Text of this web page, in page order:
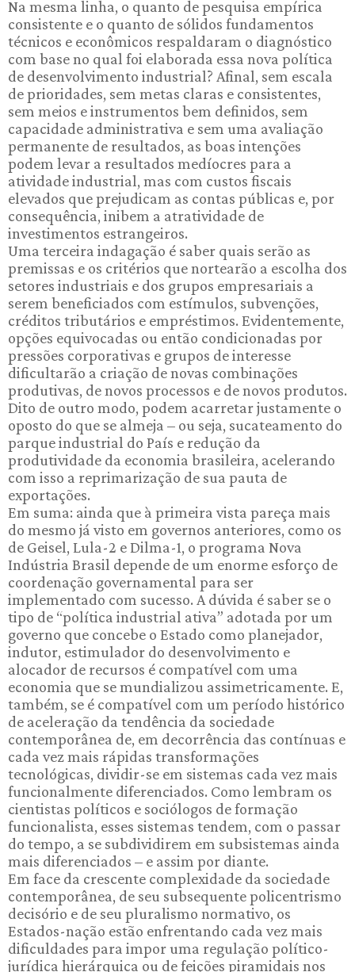
Na mesma linha, o quanto de pesquisa empírica
consistente e o quanto de sólidos fundamentos
técnicos e econômicos respaldaram o diagnóstico
com base no qual foi elaborada essa nova política
de desenvolvimento industrial? Afinal, sem escala
de prioridades, sem metas claras e consistentes,
sem meios e instrumentos bem definidos, sem
capacidade administrativa e sem uma avaliação
permanente de resultados, as boas intenções
podem levar a resultados medíocres para a
atividade industrial, mas com custos fiscais
elevados que prejudicam as contas públicas e, por
consequência, inibem a atratividade de
investimentos estrangeiros.
Uma terceira indagação é saber quais serão as
premissas e os critérios que nortearão a escolha dos
setores industriais e dos grupos empresariais a
serem beneficiados com estímulos, subvenções,
créditos tributários e empréstimos. Evidentemente,
opções equivocadas ou então condicionadas por
pressões corporativas e grupos de interesse
dificultarão a criação de novas combinações
produtivas, de novos processos e de novos produtos.
Dito de outro modo, podem acarretar justamente o
oposto do que se almeja – ou seja, sucateamento do
parque industrial do País e redução da
produtividade da economia brasileira, acelerando
com isso a reprimarização de sua pauta de
exportações.
Em suma: ainda que à primeira vista pareça mais
do mesmo já visto em governos anteriores, como os
de Geisel, Lula-2 e Dilma-1, o programa Nova
Indústria Brasil depende de um enorme esforço de
coordenação governamental para ser
implementado com sucesso. A dúvida é saber se o
tipo de “política industrial ativa” adotada por um
governo que concebe o Estado como planejador,
indutor, estimulador do desenvolvimento e
alocador de recursos é compatível com uma
economia que se mundializou assimetricamente. E,
também, se é compatível com um período histórico
de aceleração da tendência da sociedade
contemporânea de, em decorrência das contínuas e
cada vez mais rápidas transformações
tecnológicas, dividir-se em sistemas cada vez mais
funcionalmente diferenciados. Como lembram os
cientistas políticos e sociólogos de formação
funcionalista, esses sistemas tendem, com o passar
do tempo, a se subdividirem em subsistemas ainda
mais diferenciados – e assim por diante.
Em face da crescente complexidade da sociedade
contemporânea, de seu subsequente policentrismo
decisório e de seu pluralismo normativo, os
Estados-nação estão enfrentando cada vez mais
dificuldades para impor uma regulação político-
jurídica hierárquica ou de feições piramidais nos